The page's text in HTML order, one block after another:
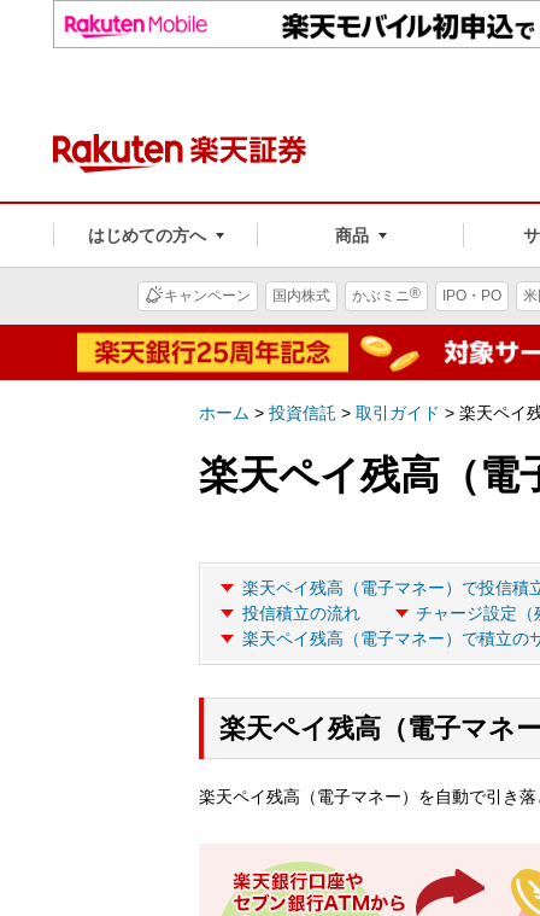
はじめての方へ 商品
キャンペーン 国内株式 かぶミニ® IPO・PO
ホーム > 投資信託 > 取引ガイド > 楽天ペイ
楽天ペイ残高（電
楽天ペイ残高（電子マネー）で投信積
投信積立の流れ
チャージ設定（
楽天ペイ残高（電子マネー）で積立の
楽天ペイ残高（電子マネ
楽天ペイ残高（電子マネー）を自動で引き